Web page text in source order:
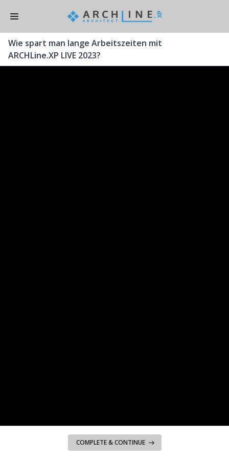
Skip
main
content
Wie spart man lange Arbeitszeiten mit
ARCHLine.XP LIVE 2023?
COMPLETE & CONTINUE